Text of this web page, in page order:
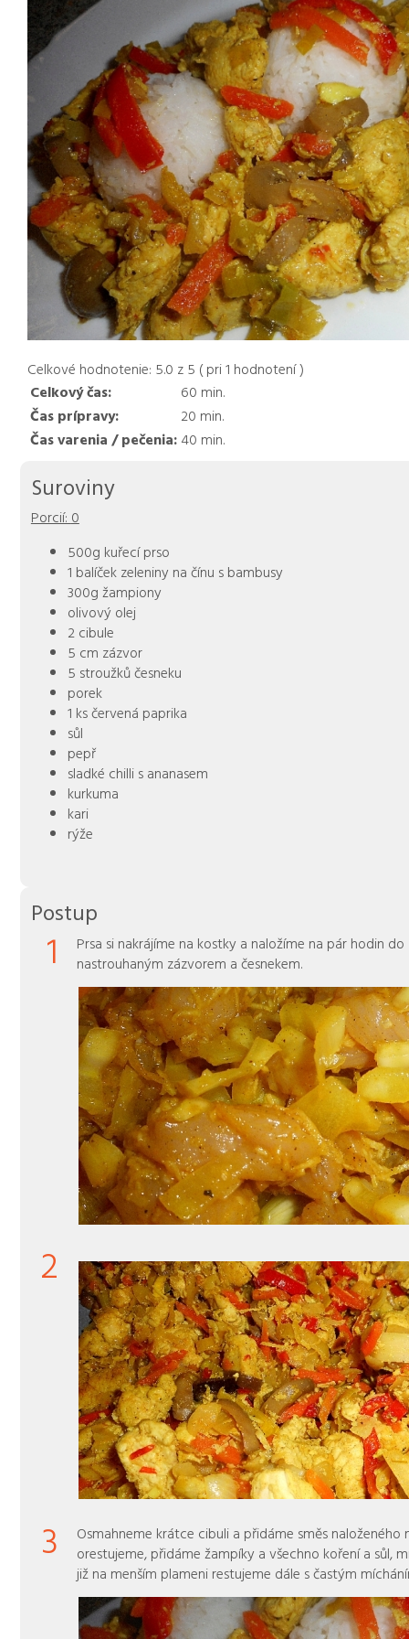
Celkové hodnotenie: 5.0 z 5 ( pri1 hodnotení )
Celkový čas:
60 min.
Čas prípravy:
20 min.
Čas varenia / pečenia: 40 min.
Suroviny
Porcií: 0
500g kuřecí prso
1 balíček zeleniny na čínu s bambusy
300g žampiony
olivový olej
2 cibule
5 cm zázvor
5 stroužků česneku
porek
1 ks červená paprika
sůl
pepř
sladké chilli s ananasem
kurkuma
kari
rýže
Postup
1
Prsa si nakrájíme na kostky a naložíme na pár hodin
nastrouhaným zázvorem a česnekem.
2
3
Osmahneme krátce cibuli a přidáme směs naloženého
orestujeme, přidáme žampíky a všechno koření a sůl,
již na menším plameni restujeme dále s častým